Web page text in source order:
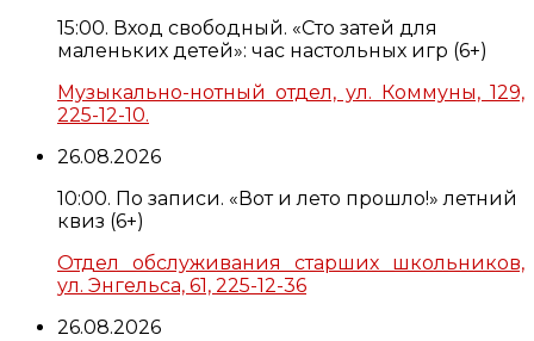
15:00. Вход свободный. «Сто затей для
маленьких детей»: час настольных игр (6+)
Музыкально-нотный отдел, ул. Коммуны, 129,
225-12-10.
26.08.2026
10:00. По записи. «Вот и лето прошло!» летний
квиз (6+)
Отдел обслуживания старших школьников,
ул. Энгельса, 61, 225-12-36
26.08.2026